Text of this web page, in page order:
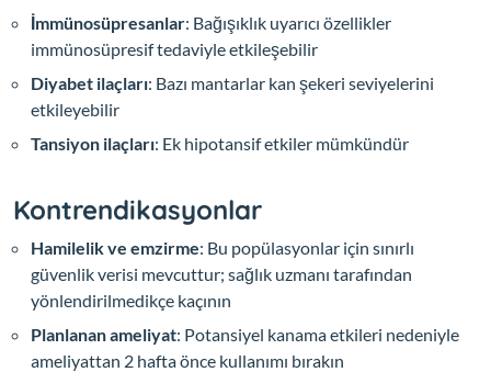
İmmünosüpresanlar: Bağışıklık uyarıcı özellikler
immünosüpresif tedaviyle etkileşebilir
Diyabet ilaçları: Bazı mantarlar kan şekeri seviyelerini
etkileyebilir
Tansiyon ilaçları: Ek hipotansif etkiler mümkündür
Kontrendikasyonlar
Hamilelik ve emzirme: Bu popülasyonlar için sınırlı
güvenlik verisi mevcuttur; sağlık uzmanı tarafından
yönlendirilmedikçe kaçının
Planlanan ameliyat: Potansiyel kanama etkileri nedeniyle
ameliyattan 2 hafta önce kullanımı bırakın